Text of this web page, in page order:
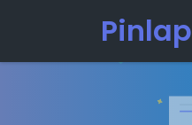
Pinlap